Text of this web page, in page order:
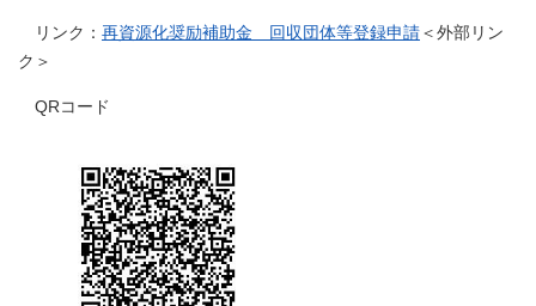
リンク： 再資源化奨励補助金 回収団体等登録申請＜外部リン
ク＞
QRコード